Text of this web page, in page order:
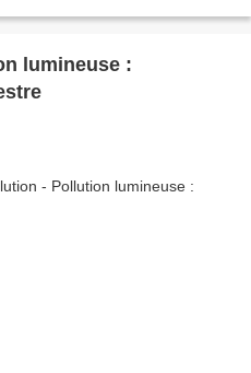
lumineuse :